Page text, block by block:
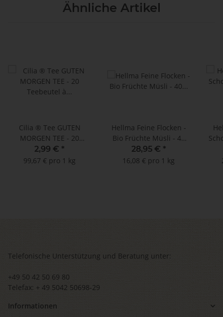
Ähnliche Artikel
Cilia ® Tee GUTEN
MORGEN TEE - 20
Teebeutel à 1,5 g
2,99 € *
99,67 € pro 1 kg
Hellma Feine Flocken -
Bio Früchte Müsli - 40
Portionen à 45 g
28,95 € *
16,08 € pro 1 kg
Telefonische Unterstützung und Beratung unter:
+49 50 42 50 69 80
Telefax: + 49 5042 50698-29
Informationen